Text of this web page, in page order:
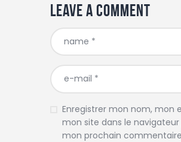
Leave a comment
Enregistrer mon nom, mon
mon site dans le
mon prochain